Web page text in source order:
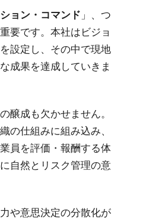
ョン・コマンド 」、つ
要です。本社はビジョ
設定し、その中で現地
成果を達成していきま
醸成も欠かせません。
の仕組みに組み込み、
員を評価・報酬する体
自然とリスク管理の意
や意思決定の分散化が